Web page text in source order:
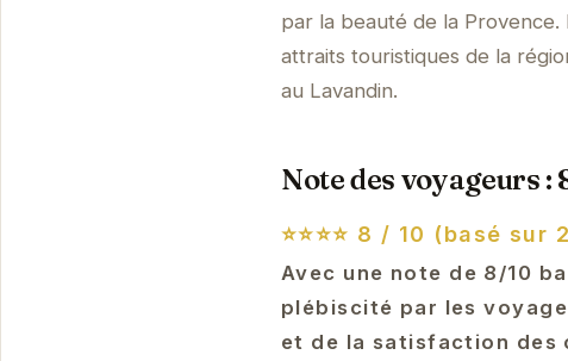
par la beauté de la
attraits touristiques de la
au Lavandin.
Note des voyageurs :
⭐⭐⭐⭐ 8 / 10 (basé sur
Avec une note de 8/10
plébiscité par les
et de la satisfaction des